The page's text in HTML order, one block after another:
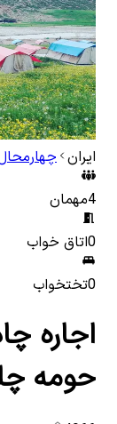
ایران
4مهمان
0اتاق خواب
0تختخواب
اجاره
حومه